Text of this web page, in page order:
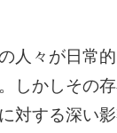
人々が日常
しかしその
対する深い